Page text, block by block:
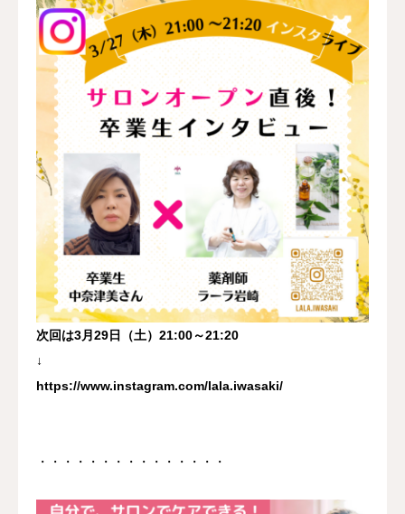
次回は3月29日（土）21:00～21:20
↓
https://www.instagram.com/lala.iwasaki/
・・・・・・・・・・・・・・・